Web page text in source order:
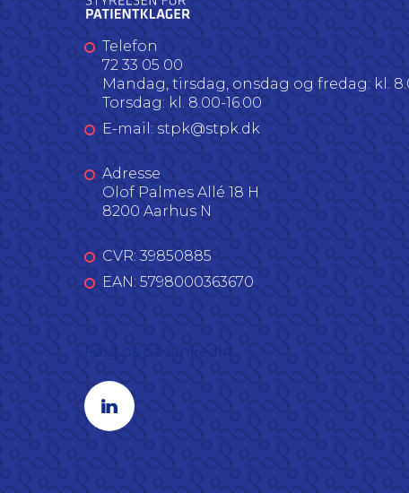
Telefon
72 33 05 00
Mandag, tirsdag, onsdag og fredag: kl.
Torsdag: kl. 8.00-16.00
E-mail: stpk@stpk.dk
Adresse
Olof Palmes Allé 18 H
8200 Aarhus N
CVR: 39850885
EAN: 5798000363670
Linkedin profil